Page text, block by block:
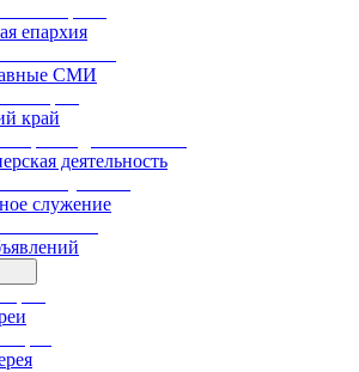
епархия
СМИ
край
деятельность
служение